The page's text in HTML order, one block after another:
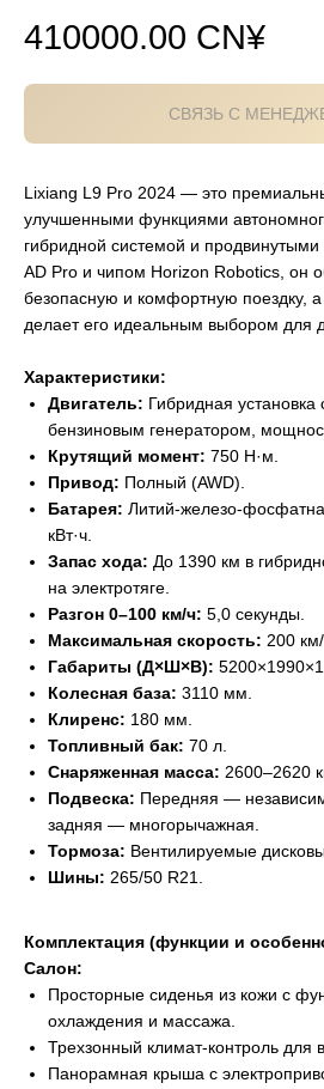
410000.00 CN¥
СВЯЗЬ С
Lixiang L9 Pro 2024 — это
улучшенными функциями
гибридной системой и
AD Pro и чипом Horizon Robotics, он
безопасную и комфортную поездку,
делает его идеальным выбором для
Характеристики:
Двигатель: Гибридная
бензиновым генератором,
Крутящий момент: 750 Н·м.
Привод: Полный (AWD).
Батарея: Литий-железо-
кВт·ч.
Запас хода: До 1390 км в
на электротяге.
Разгон 0–100 км/ч: 5,0 секунды.
Максимальная скорость: 200
Габариты (Д×Ш×В):
Колесная база: 3110 мм.
Клиренс: 180 мм.
Топливный бак: 70 л.
Снаряженная масса: 2600–2620
Подвеска: Передняя —
задняя — многорычажная.
Тормоза: Вентилируемые
Шины: 265/50 R21.
Комплектация (функции и
Салон:
Просторные сиденья из кожи с
охлаждения и массажа.
Трехзонный климат-контроль для
Панорамная крыша с